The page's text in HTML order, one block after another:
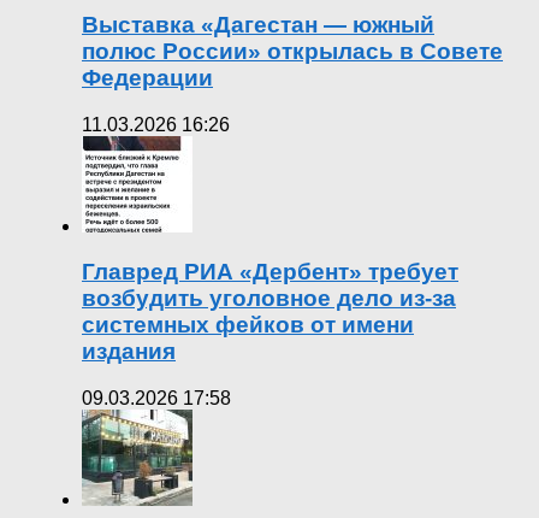
Выставка «Дагестан — южный
полюс России» открылась в Совете
Федерации
11.03.2026 16:26
Главред РИА «Дербент» требует
возбудить уголовное дело из-за
системных фейков от имени
издания
09.03.2026 17:58